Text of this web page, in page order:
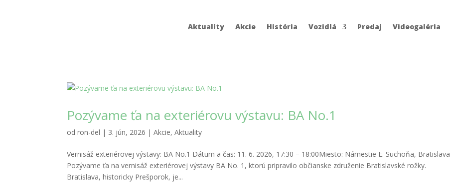
Aktuality Akcie História Vozidlá Predaj Videogaléria
Pozývame ťa na exteriérovu výstavu: BA No.1
odron-del | 3. jún, 2026 |Akcie,Aktuality
Vernisáž exteriérovej výstavy: BA No.1 Dátum a čas: 11. 6. 2026, 17:30 – 18:00Miesto: Námestie E. Suchoňa, Bratislava
Pozývame ťa na vernisáž exteriérovej výstavy BA No. 1, ktorú pripravilo občianske združenie Bratislavské rožky.
Bratislava, historicky Prešporok, je...